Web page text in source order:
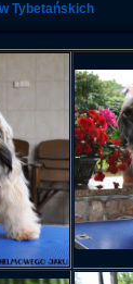
Tybetańskich